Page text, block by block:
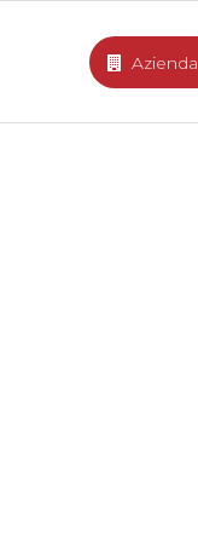
Azienda